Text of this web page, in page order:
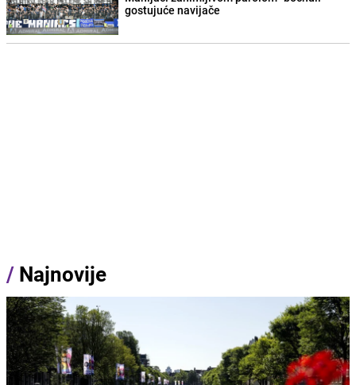
gostujuće navijače
/ Najnovije